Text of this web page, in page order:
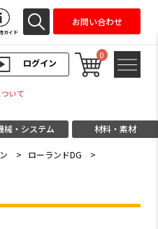
ログイン
0
ガイド
お問い合わせ
いて
械・システム 材料・素材
> ローランドDG
>